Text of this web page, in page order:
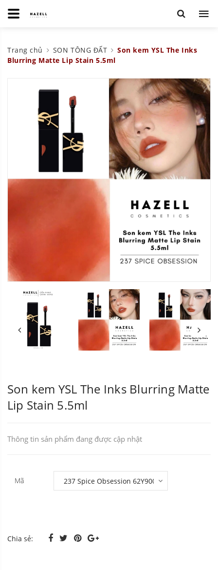
Trang chủ SON TÔNG ĐẤT
Son kem YSL The Inks
Blurring Matte Lip Stain 5.5ml
Son kem YSL The Inks Blurring Matte
Lip Stain 5.5ml
Thông tin sản phẩm đang được cập nhật
Mã
Chia sẻ: